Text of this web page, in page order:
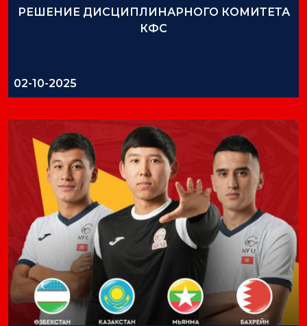
РЕШЕНИЕ ДИСЦИПЛИНАРНОГО КОМИТЕТА
КФС
02-10-2025